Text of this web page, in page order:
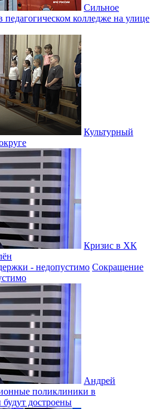
Сильное
педагогическом колледже на улице
Культурный
Кризис в ХК
Сокращение
Андрей
поликлиники в
достроены